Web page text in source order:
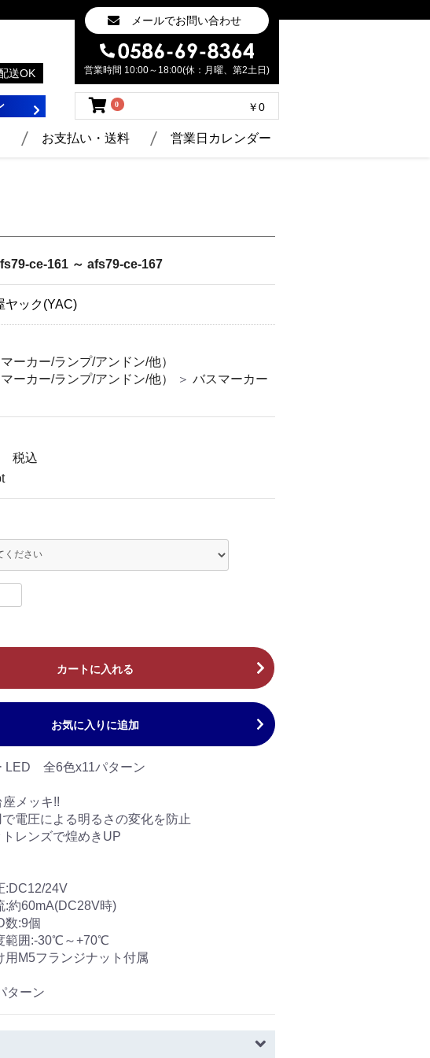
送OK
メールでお問い合わせ
営業時間 10:00～18:00(休：月曜、第2土日)
0 ￥0
お支払い・送料 営業日カレンダー
ce-161 ～ afs79-ce-167
ヤック(YAC)
ーカー/ランプ/アンドン/他）
ーカー/ランプ/アンドン/他）
＞ バスマーカー
税込
カートに入れる
お気に入りに追加
LED 全6色x11パターン
メッキ!!
電圧による明るさの変化を防止
レンズで煌めきUP
24V
時)
:9個
:-30℃～+70℃
フランジナット付属
ターン